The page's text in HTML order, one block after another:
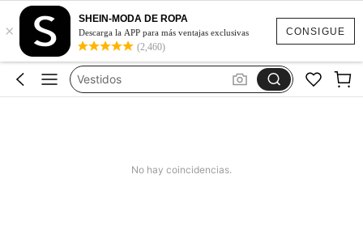
CONSIGUE
×
SHEIN-MODA DE ROPA
Descarga la APP para más ventajas exclusivas
(2,460)
Cheese Powder
Vestidos
No hay coincidencias.